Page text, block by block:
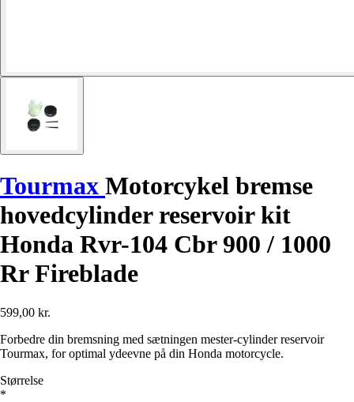
Tourmax Motorcykel bremse
hovedcylinder reservoir kit
Honda Rvr-104 Cbr 900 / 1000
Rr Fireblade
599,00 kr.
Forbedre din bremsning med sætningen mester-cylinder reservoir
Tourmax, for optimal ydeevne på din Honda motorcycle.
Størrelse
*